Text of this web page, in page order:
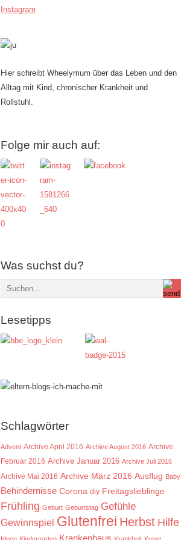
Instagram
Hier schreibt Wheelymum über das Leben und den
Alltag mit Kind, chronischer Krankheit und
Rollstuhl.
Folge mir auch auf:
Was suchst du?
Lesetipps
Schlagwörter
Advent Archive April 2016 Archive August 2016 Archive
Februar 2016 Archive Januar 2016 Archive Juli 2016
Archive Mai 2016 Archive März 2016 Ausflug Baby
Behindernisse Corona diy Freitagslieblinge
Frühling Geburt Geburtstag Gefühle
Gewinnspiel Glutenfrei Herbst Hilfe
Krankenhaus